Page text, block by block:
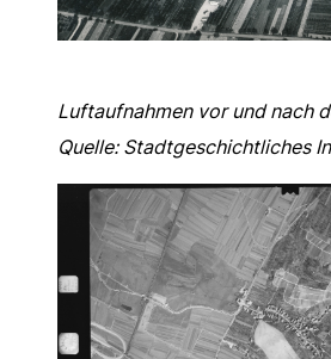
Luftaufnahmen vor und nach
Quelle: Stadtgeschichtliches